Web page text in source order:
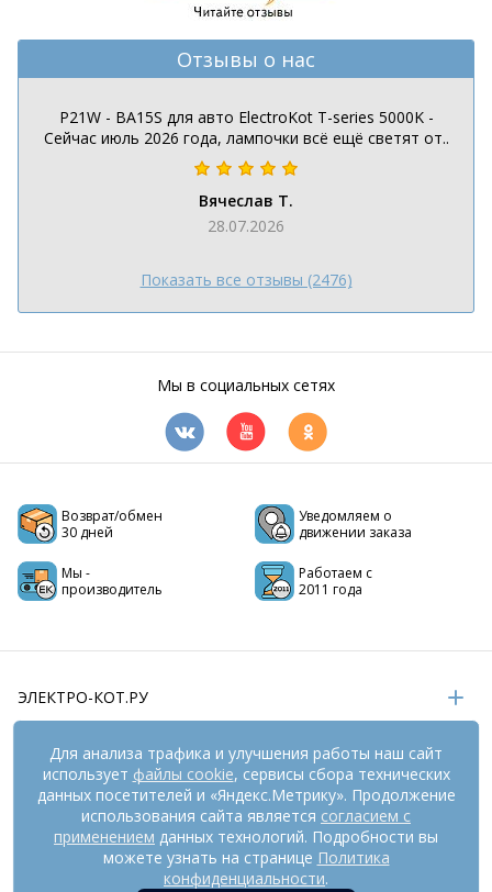
Отзывы о нас
P21W - BA15S для авто ElectroKot T-series 5000K -
Сейчас июль 2026 года, лампочки всё ещё светят от..
Вячеслав Т.
28.07.2026
Показать все отзывы (2476)
Мы в социальных сетях
Возврат/обмен
30 дней
Уведомляем о
движении заказа
Мы -
производитель
Работаем с
2011 года
ЭЛЕКТРО-КОТ.РУ
ИНФОРМАЦИЯ
РЕКВИЗИТЫ
На информационном ресурсе применяются
рекомендательные технологии (информационные технологии
Для анализа трафика и улучшения работы наш сайт
использует файлы cookie, сервисы сбора технических
данных посетителей и «Яндекс.Метрику». Продолжение
использования сайта является согласием с
применением данных технологий. Подробности вы
можете узнать на странице Политика
конфиденциальности.